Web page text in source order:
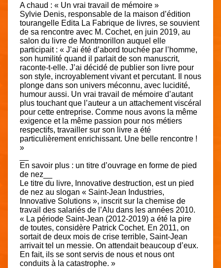
A chaud : « Un vrai travail de mémoire »
Sylvie Denis, responsable de la maison d’édition
tourangelle Edita La Fabrique de livres, se souvient
de sa rencontre avec M. Cochet, en juin 2019, au
salon du livre de Montmorillon auquel elle
participait : « J’ai été d’abord touchée par l’homme,
son humilité quand il parlait de son manuscrit,
raconte-t-elle. J’ai décidé de publier son livre pour
son style, incroyablement vivant et percutant. Il nous
plonge dans son univers méconnu, avec lucidité,
humour aussi. Un vrai travail de mémoire d’autant
plus touchant que l’auteur a un attachement viscéral
pour cette entreprise. Comme nous avons la même
exigence et la même passion pour nos métiers
respectifs, travailler sur son livre a été
particulièrement enrichissant. Une belle rencontre !
»
En savoir plus : un titre d’ouvrage en forme de pied
de nez__
Le titre du livre, Innovative destruction, est un pied
de nez au slogan « Saint-Jean Industries,
Innovative Solutions », inscrit sur la chemise de
travail des salariés de l’Alu dans les années 2010.
« La période Saint-Jean (2012-2019) a été la pire
de toutes, considère Patrick Cochet. En 2011, on
sortait de deux mois de crise terrible, Saint-Jean
arrivait tel un messie. On attendait beaucoup d’eux.
En fait, ils se sont servis de nous et nous ont
conduits à la catastrophe. »